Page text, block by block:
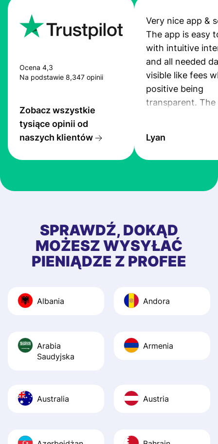
Ocena 4,3
Na podstawie 8,347 opinii
Zobacz wszystkie
tysiące opinii od
naszych klientów
Very nice app &
The app is easy
with intuitive
and all needed
visible like fees
positive being
transparent. The
the exchange
at Profee is very
first started
app, and they
quick to provide
and helpful
Recommend it!
Lyan
SPRAWDŹ, DOKĄD
MOŻESZ WYSYŁAĆ
PIENIĄDZE Z PROFEE
Albania Andora
Arabia
Saudyjska
Armenia
Australia Austria